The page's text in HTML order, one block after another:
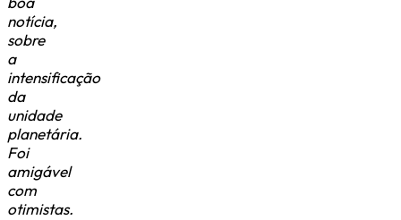
notícia,
sobre
a
intensificação
da
unidade
planetária.
Foi
amigável
com
otimistas.